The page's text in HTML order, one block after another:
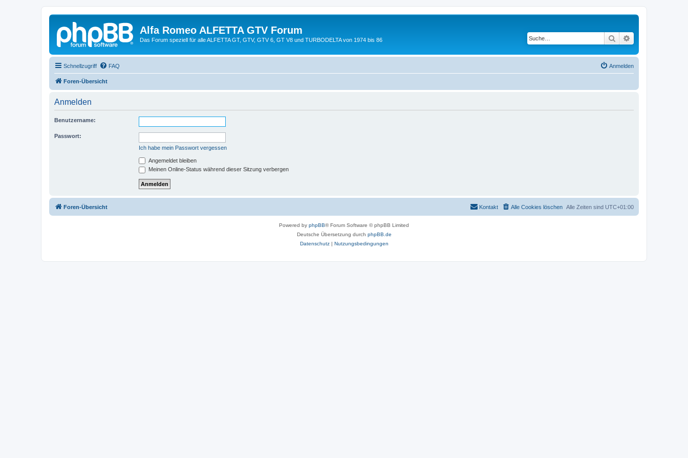
Alfa Romeo ALFETTA GTV Forum
Das Forum speziell für alle ALFETTA GT, GTV, GTV 6, GT V8 und TURBODELTA von 1974 bis 86 Suche
Schnellzugriff FAQ Anmelden
Foren-Übersicht
Anmelden
Benutzername:
Passwort:
Ich habe mein Passwort vergessen
Angemeldet bleiben
Meinen Online-Status während dieser Sitzung verbergen
Foren-Übersicht Alle Zeiten sind UTC+01:00
Alle Cookies löschen
Kontakt
Powered by phpBB® Forum Software © phpBB Limited
Deutsche Übersetzung durch phpBB.de
Datenschutz| Nutzungsbedingungen